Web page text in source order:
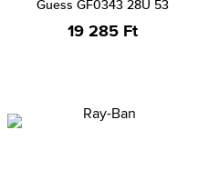
Guess GF0343 28U 53
19 285 Ft